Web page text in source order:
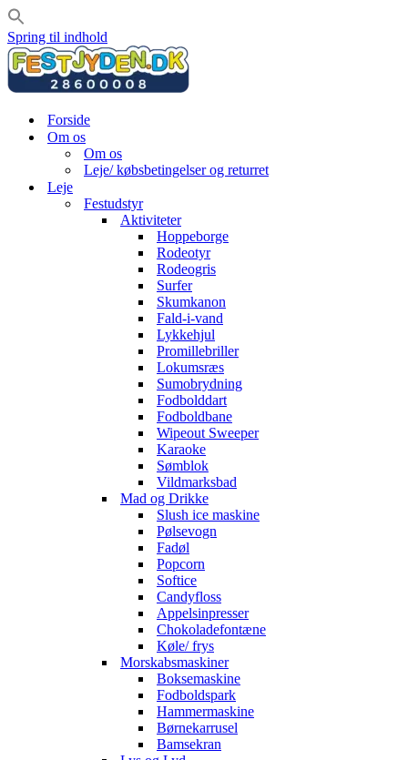
Spring til indhold
Forside
Om os
Om os
Leje/ købsbetingelser og returret
Leje
Festudstyr
Aktiviteter
Hoppeborge
Rodeotyr
Rodeogris
Surfer
Skumkanon
Fald-i-vand
Lykkehjul
Promillebriller
Lokumsræs
Sumobrydning
Fodbolddart
Fodboldbane
Wipeout Sweeper
Karaoke
Sømblok
Vildmarksbad
Mad og Drikke
Slush ice maskine
Pølsevogn
Fadøl
Popcorn
Softice
Candyfloss
Appelsinpresser
Chokoladefontæne
Køle/ frys
Morskabsmaskiner
Boksemaskine
Fodboldspark
Hammermaskine
Børnekarrusel
Bamsekran